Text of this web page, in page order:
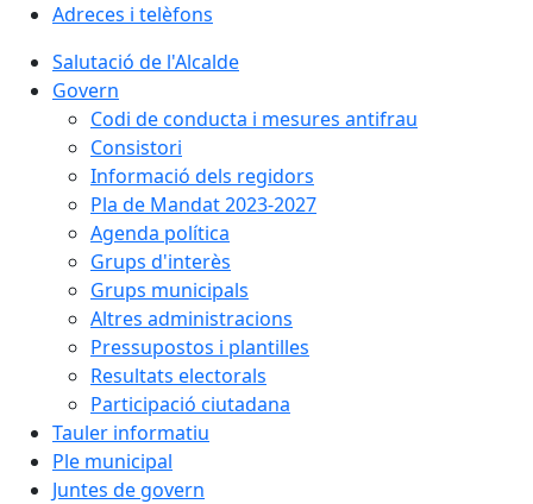
Adreces i telèfons
Salutació de l'Alcalde
Govern
Codi de conducta i mesures antifrau
Consistori
Informació dels regidors
Pla de Mandat 2023-2027
Agenda política
Grups d'interès
Grups municipals
Altres administracions
Pressupostos i plantilles
Resultats electorals
Participació ciutadana
Tauler informatiu
Ple municipal
Juntes de govern